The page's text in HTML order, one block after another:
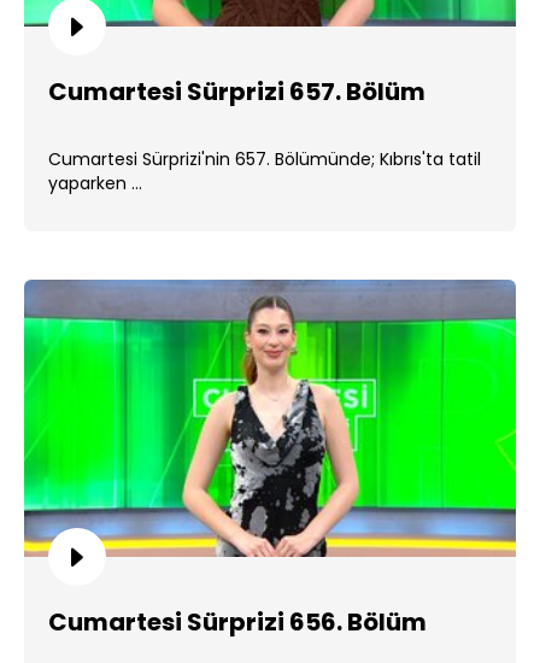
Cumartesi Sürprizi 657. Bölüm
Cumartesi Sürprizi'nin 657. Bölümünde; Kıbrıs'ta tatil
yaparken ...
Cumartesi Sürprizi 656. Bölüm